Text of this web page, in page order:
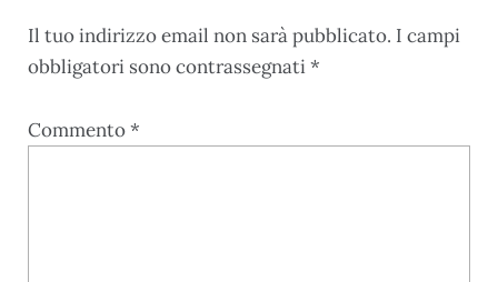
Il tuo indirizzo email non sarà pubblicato. I campi
obbligatori sono contrassegnati*
Commento*